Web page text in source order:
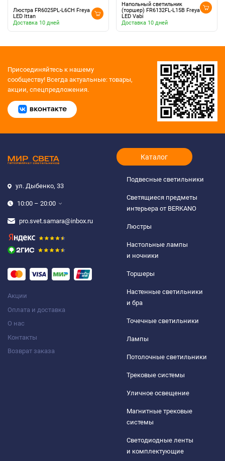
Люстра FR6025PL-L6CH Freya
LED Ittan
Доставка 10 дней
Напольный светильник
(торшер) FR6132FL-L15B Freya
LED Vabi
Доставка 10 дней
Присоединяйтесь к нашему
сообществу! Всегда актуальные: товары,
акции, спецпредложения.
ул. Дыбенко, 33
10:00 – 20:00
pro.svet.samara@inbox.ru
Акции
Оплата и доставка
О нас
Контакты
Возврат заказа
Каталог
Подвесные светильники
Светящиеся предметы
интерьера от BERKANO
Люстры
Настольные лампы
и ночники
Торшеры
Настенные светильники
и бра
Точечные светильники
Лампы
Потолочные светильники
Трековые системы
Уличное освещение
Магнитные трековые
системы
Светодиодные ленты
и комплектующие